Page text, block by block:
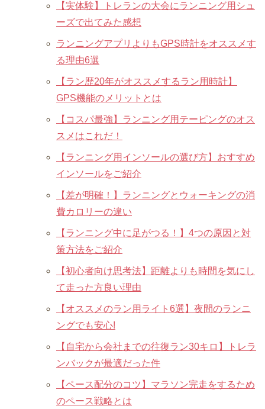
【実体験】トレランの大会にランニング用シュ
ーズで出てみた感想
ランニングアプリよりもGPS時計をオススメす
る理由6選
【ラン歴20年がオススメするラン用時計】
GPS機能のメリットとは
【コスパ最強】ランニング用テーピングのオス
スメはこれだ！
【ランニング用インソールの選び方】おすすめ
インソールをご紹介
【差が明確！】ランニングとウォーキングの消
費カロリーの違い
【ランニング中に足がつる！】4つの原因と対
策方法をご紹介
【初心者向け思考法】距離よりも時間を気にし
て走った方良い理由
【オススメのラン用ライト6選】夜間のランニ
ングでも安心!
【自宅から会社までの往復ラン30キロ】トレラ
ンバックが最適だった件
【ペース配分のコツ】マラソン完走をするため
のペース戦略とは